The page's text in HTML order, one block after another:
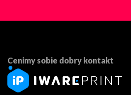
Cenimy sobie dobry kontakt